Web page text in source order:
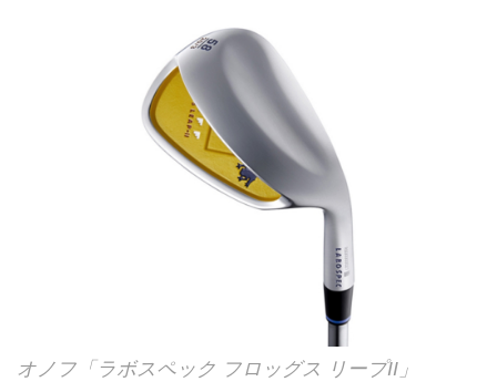
オノフ「ラボスペック フロッグス リープII」